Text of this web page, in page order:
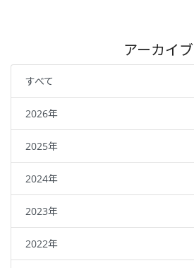
アーカイブ
すべて
2026年
2025年
2024年
2023年
2022年